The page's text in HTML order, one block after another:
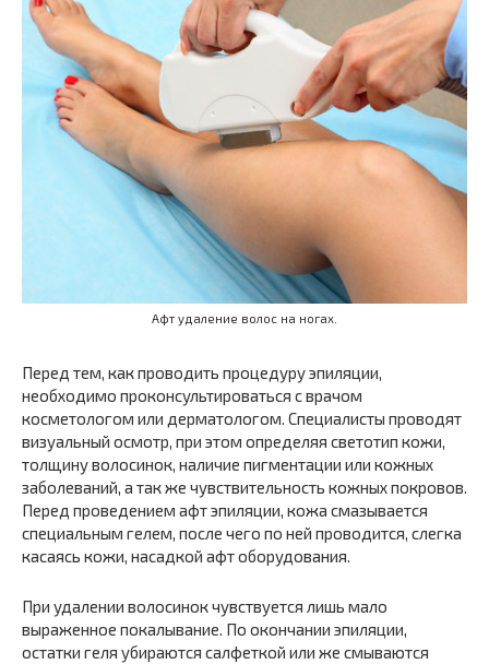
Афт удаление волос на ногах.
Перед тем, как проводить процедуру эпиляции,
необходимо проконсультироваться с врачом
косметологом или дерматологом. Специалисты проводят
визуальный осмотр, при этом определяя светотип кожи,
толщину волосинок, наличие пигментации или кожных
заболеваний, а так же чувствительность кожных покровов.
Перед проведением афт эпиляции, кожа смазывается
специальным гелем, после чего по ней проводится, слегка
касаясь кожи, насадкой афт оборудования.
При удалении волосинок чувствуется лишь мало
выраженное покалывание. По окончании эпиляции,
остатки геля убираются салфеткой или же смываются